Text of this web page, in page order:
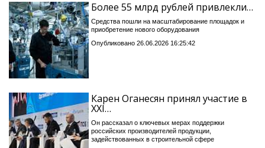
Более 55 млрд рублей привлекли…
Средства пошли на масштабирование площадок и
приобретение нового оборудования
Опубликовано 26.06.2026 16:25:42
Карен Оганесян принял участие в
XXI…
Он рассказал о ключевых мерах поддержки
российских производителей продукции,
задействованных в строительной сфере